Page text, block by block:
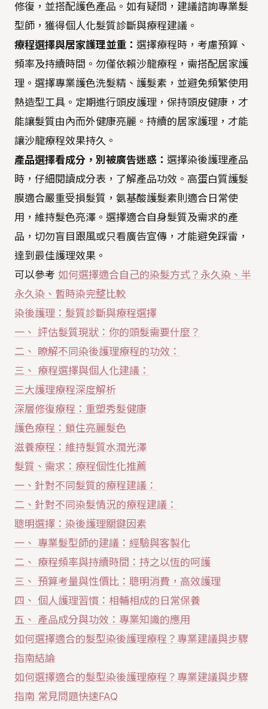
修復，並搭配護色產品。如有疑問，建議諮詢專業髮
型師，獲得個人化髮質診斷與療程建議。
療程選擇與居家護理並重： 選擇療程時，考慮預算、
頻率及持續時間。勿僅依賴沙龍療程，需搭配居家護
理。選擇專業護色洗髮精、護髮素，並避免頻繁使用
熱造型工具。定期進行頭皮護理，保持頭皮健康，才
能讓髮質由內而外健康亮麗。持續的居家護理，才能
讓沙龍療程效果持久。
產品選擇看成分，別被廣告迷惑： 選擇染後護理產品
時，仔細閱讀成分表，了解產品功效。高蛋白質護髮
膜適合嚴重受損髮質，氨基酸護髮素則適合日常使
用，維持髮色亮澤。選擇適合自身髮質及需求的產
品，切勿盲目跟風或只看廣告宣傳，才能避免踩雷，
達到最佳護理效果。
可以參考 如何選擇適合自己的染髮方式？永久染、半
永久染、暫時染完整比較
染後護理：髮質診斷與療程選擇
一、 評估髮質現狀：你的頭髮需要什麼？
二、 瞭解不同染後護理療程的功效：
三、 療程選擇與個人化建議：
三大護理療程深度解析
深層修復療程：重塑秀髮健康
護色療程：鎖住亮麗髮色
滋養療程：維持髮質水潤光澤
髮質、需求：療程個性化推薦
一、針對不同髮質的療程建議：
二、針對不同染髮情況的療程建議：
聰明選擇：染後護理關鍵因素
一、 專業髮型師的建議：經驗與客製化
二、 療程頻率與持續時間：持之以恆的呵護
三、 預算考量與性價比：聰明消費，高效護理
四、 個人護理習慣：相輔相成的日常保養
五、 產品成分與功效：專業知識的應用
如何選擇適合的髮型染後護理療程？專業建議與步驟
指南結論
如何選擇適合的髮型染後護理療程？專業建議與步驟
指南 常見問題快速FAQ